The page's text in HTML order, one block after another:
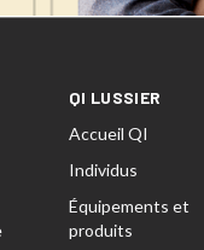
QI LUSSIER
Accueil QI
Individus
Équipements et
produits